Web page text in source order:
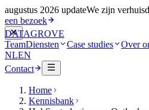
augustus 2026 updateWe zijn
een bezoek
DATAGROVE
TeamDiensten Case studies Over
NLEN
Contact
Home
Kennisbank